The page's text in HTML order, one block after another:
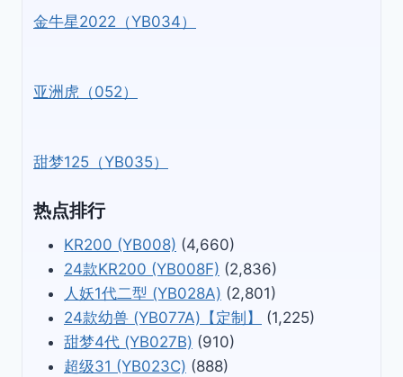
金牛星2022（YB034）
亚洲虎（052）
甜梦125（YB035）
热点排行
KR200 (YB008) (4,660)
24款KR200 (YB008F) (2,836)
人妖1代二型 (YB028A) (2,801)
24款幼兽 (YB077A)【定制】
(1,225)
甜梦4代 (YB027B) (910)
超级31 (YB023C) (888)